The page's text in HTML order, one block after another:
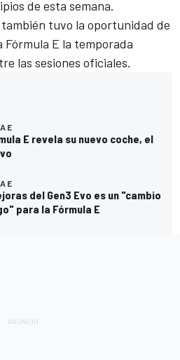
de esta semana.
tuvo la oportunidad de
Fórmula E la temporada
las sesiones oficiales.
E
E revela su nuevo coche, el
E
del Gen3 Evo es un "cambio
para la Fórmula E